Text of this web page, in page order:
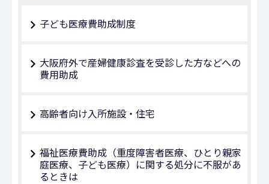
子ども医療費助成制度
大阪府外で産婦健康診査を受診した方などへの
費用助成
高齢者向け入所施設・住宅
福祉医療費助成（重度障害者医療、ひとり親家
庭医療、子ども医療）に関する処分に不服があ
るときは